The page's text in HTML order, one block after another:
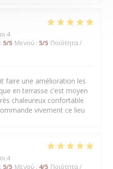
4
: 5/5 Μενού : 5/5 Ποιότητα /
faire une amélioration les
en terrasse c’est moyen
chaleureux confortable
vivement ce lieu
4
: 5/5 Μενού : 4/5 Ποιότητα /